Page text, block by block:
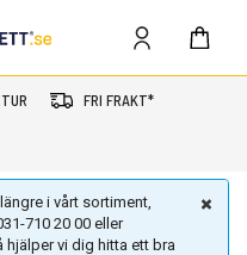
FRI FRAKT*
i vårt sortiment,
710 20 00 eller
hjälper vi dig hitta ett bra